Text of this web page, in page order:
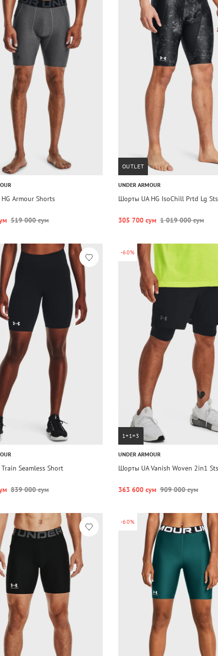
Armour Shorts
519 000 сум
OUTLET
UNDER ARMOUR
Шорты UA HG IsoChill Prtd Lg Sts
305 700 сум 1 019 000 сум
Seamless Short
839 000 сум
-60%
1+1=3
UNDER ARMOUR
Шорты UA Vanish Woven 2in1 Sts
363 600 сум 909 000 сум
-60%